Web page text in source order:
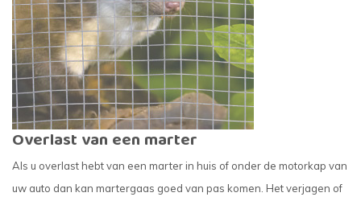
Overlast van een marter
Als u overlast hebt van een marter in huis of onder de motorkap van
uw auto dan kan martergaas goed van pas komen. Het verjagen of